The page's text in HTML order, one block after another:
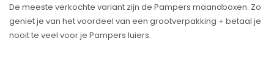
De meeste verkochte variant zijn de Pampers maandboxen. Zo
geniet je van het voordeel van een grootverpakking + betaal je
nooit te veel voor je Pampers luiers.